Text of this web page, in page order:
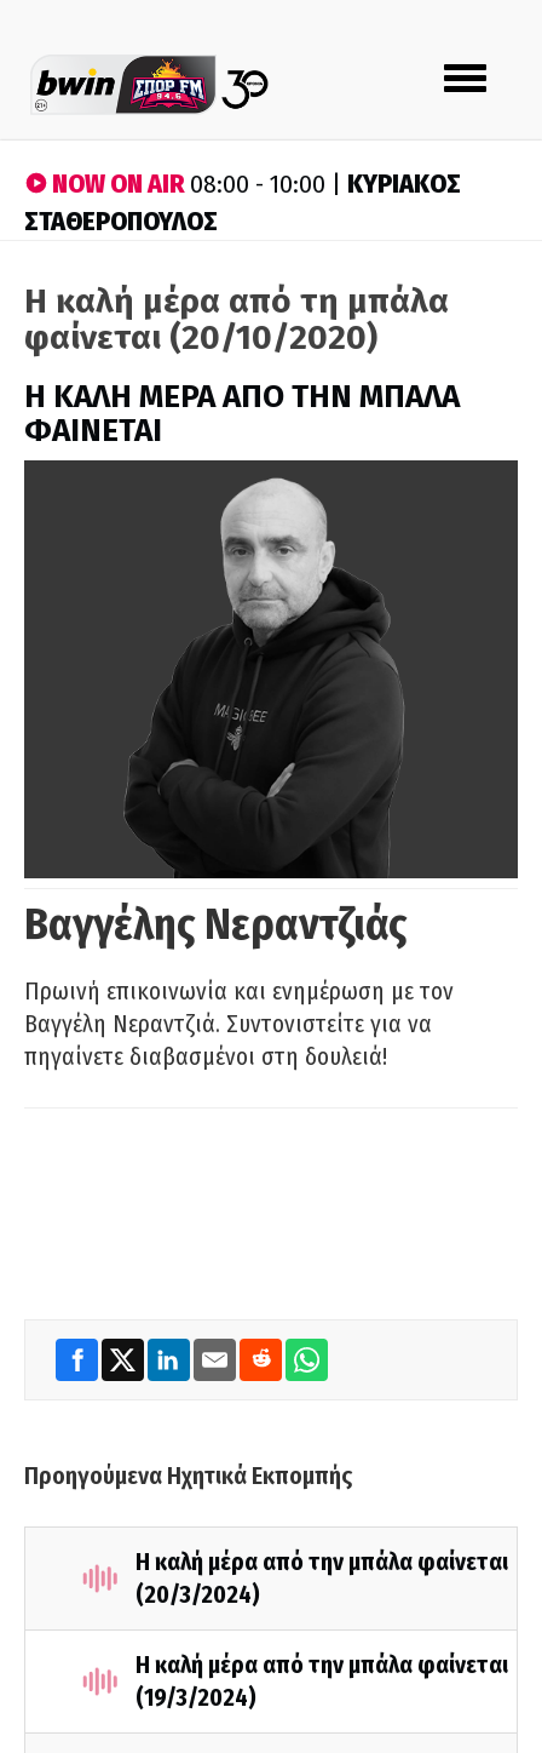
Toggle
navigation
NOW ON AIR08:00 - 10:00 | ΚΥΡΙΑΚΟΣ
ΣΤΑΘΕΡΟΠΟΥΛΟΣ
Η καλή μέρα από τη μπάλα
φαίνεται (20/10/2020)
H ΚΑΛΗ ΜΕΡΑ ΑΠΟ ΤΗΝ ΜΠΑΛΑ
ΦΑΙΝΕΤΑΙ
Βαγγέλης Νεραντζιάς
Πρωινή επικοινωνία και ενημέρωση με τον
Βαγγέλη Νεραντζιά. Συντονιστείτε για να
πηγαίνετε διαβασμένοι στη δουλειά!
Προηγούμενα Ηχητικά Εκπομπής
Η καλή μέρα από την μπάλα φαίνεται
(20/3/2024)
Η καλή μέρα από την μπάλα φαίνεται
(19/3/2024)